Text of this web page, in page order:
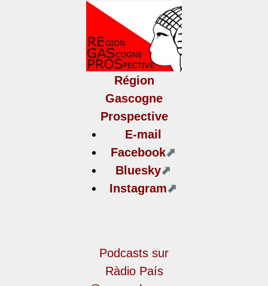
Région
Gascogne
Prospective
E-mail
Facebook
Bluesky
Instagram
Podcasts sur
Ràdio País